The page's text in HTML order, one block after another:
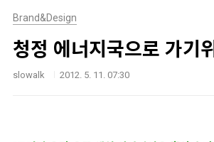
Brand&Design
청정 에너지국으로 가기
slowalk 2012. 5. 11. 07:30